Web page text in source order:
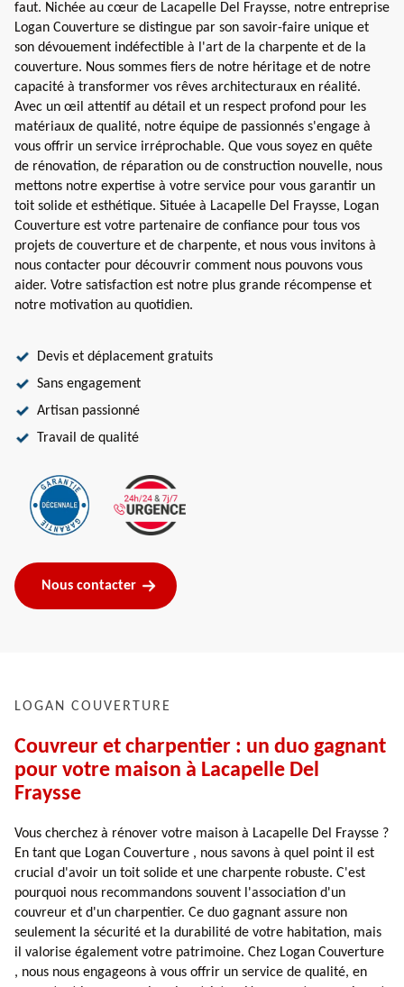
faut. Nichée au cœur de Lacapelle Del Fraysse, notre entreprise
Logan Couverture se distingue par son savoir-faire unique et
son dévouement indéfectible à l'art de la charpente et de la
couverture. Nous sommes fiers de notre héritage et de notre
capacité à transformer vos rêves architecturaux en réalité.
Avec un œil attentif au détail et un respect profond pour les
matériaux de qualité, notre équipe de passionnés s'engage à
vous offrir un service irréprochable. Que vous soyez en quête
de rénovation, de réparation ou de construction nouvelle, nous
mettons notre expertise à votre service pour vous garantir un
toit solide et esthétique. Située à Lacapelle Del Fraysse, Logan
Couverture est votre partenaire de confiance pour tous vos
projets de couverture et de charpente, et nous vous invitons à
nous contacter pour découvrir comment nous pouvons vous
aider. Votre satisfaction est notre plus grande récompense et
notre motivation au quotidien.
Devis et déplacement gratuits
Sans engagement
Artisan passionné
Travail de qualité
Nous contacter
LOGAN COUVERTURE
Couvreur et charpentier : un duo gagnant
pour votre maison à Lacapelle Del
Fraysse
Vous cherchez à rénover votre maison à Lacapelle Del Fraysse ?
En tant que Logan Couverture , nous savons à quel point il est
crucial d'avoir un toit solide et une charpente robuste. C'est
pourquoi nous recommandons souvent l'association d'un
couvreur et d'un charpentier. Ce duo gagnant assure non
seulement la sécurité et la durabilité de votre habitation, mais
il valorise également votre patrimoine. Chez Logan Couverture
, nous nous engageons à vous offrir un service de qualité, en